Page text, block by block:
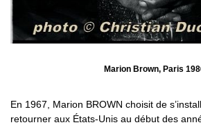
Marion Brown, Paris
En 1967, Marion BROWN choisit de
retourner aux États-Unis au début des